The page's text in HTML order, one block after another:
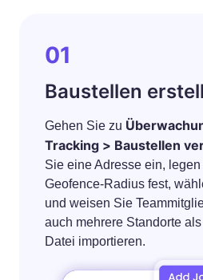
01
Baustellen
Gehen Sie zu
Tracking > Baustellen
Sie eine Adresse ein,
Geofence-Radius fest,
und weisen Sie
auch mehrere Standorte
Datei importieren.